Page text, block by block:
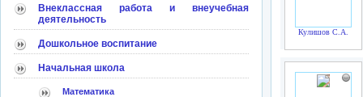
Внеклассная работа и внеучебная
деятельность
Дошкольное воспитание
Начальная школа
Математика
Кулишов С.А.